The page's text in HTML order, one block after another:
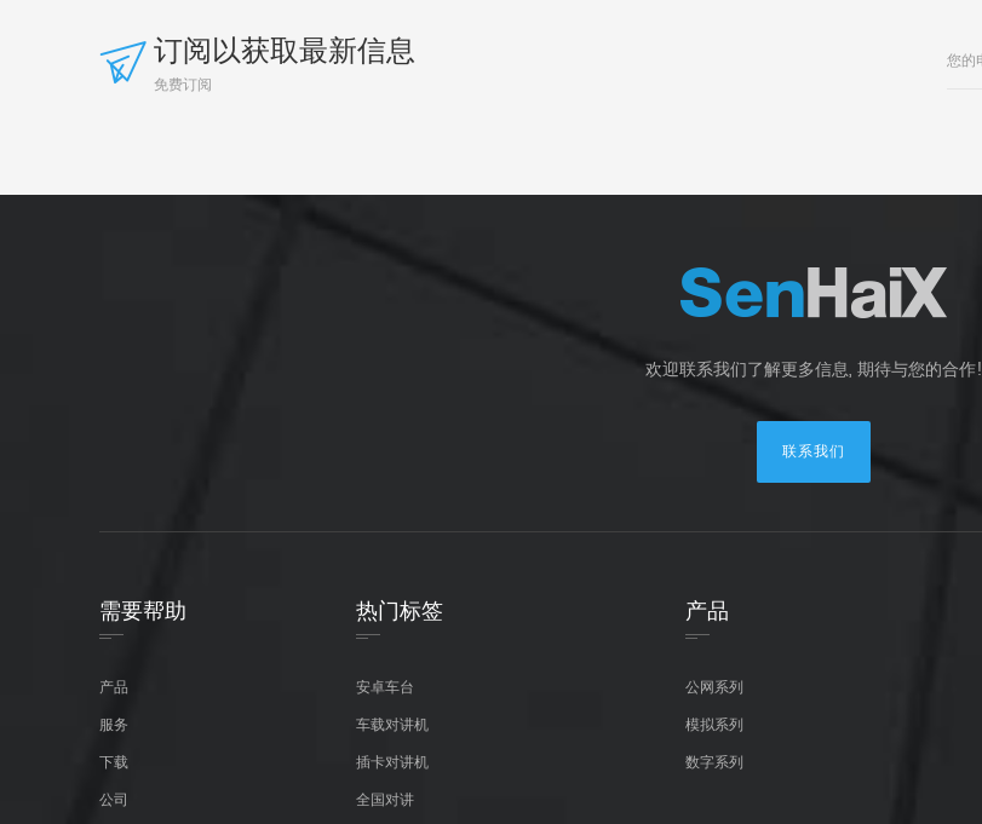
订阅以获取最新信息
免费订阅
欢迎联系我们了解更多信息, 期待与您的合作!
联系我们
需要帮助
产品
服务
下载
公司
热门标签
安卓车台
车载对讲机
插卡对讲机
全国对讲
产品
公网系列
模拟系列
数字系列